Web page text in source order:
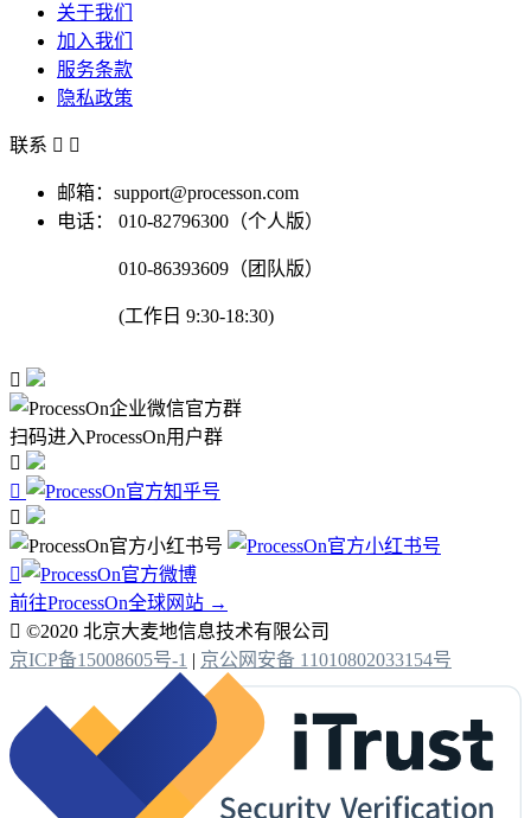
关于我们
加入我们
服务条款
隐私政策
联系  
邮箱：support@processon.com
电话：
010-82796300（个人版）
010-86393609（团队版）
(工作日 9:30-18:30)

扫码进入ProcessOn用户群




前往ProcessOn全球网站 →
 ©2020 北京大麦地信息技术有限公司
京ICP备15008605号-1 | 京公网安备 11010802033154号